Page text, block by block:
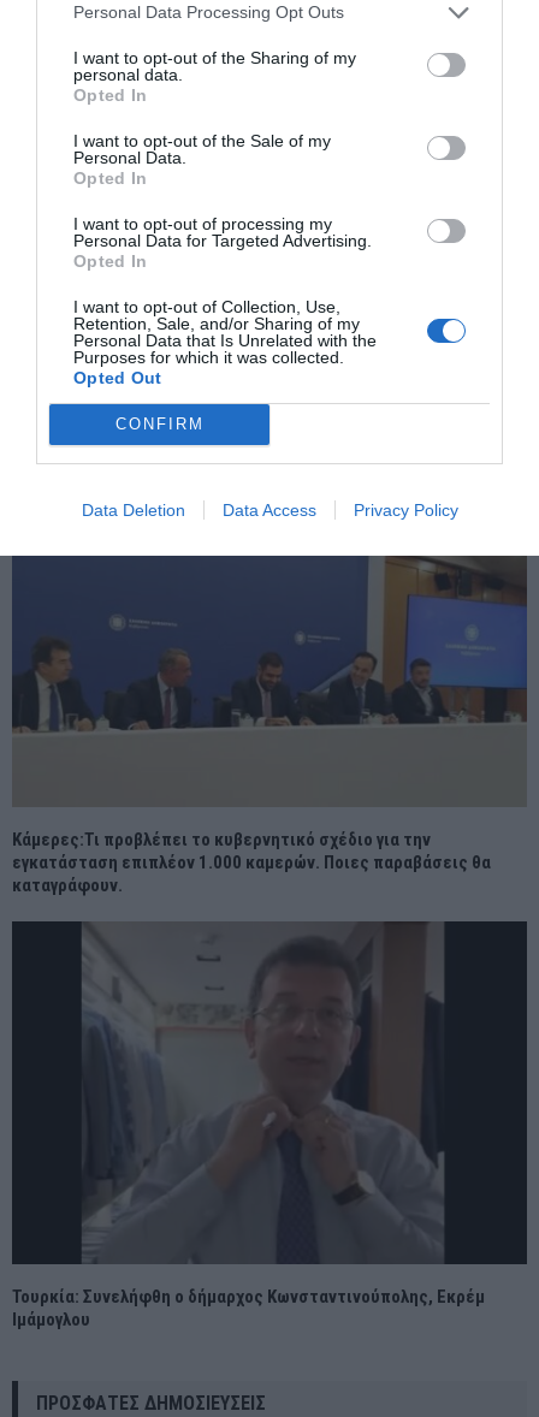
Personal Data Processing Opt Outs
I want to opt-out of the Sharing of my
personal data.
Opted In
I want to opt-out of the Sale of my
Personal Data.
Opted In
I want to opt-out of processing my
Personal Data for Targeted Advertising.
Opted In
I want to opt-out of Collection, Use,
Retention, Sale, and/or Sharing of my
Personal Data that Is Unrelated with the
Purposes for which it was collected.
Opted Out
CONFIRM
Data Deletion Data Access Privacy Policy
“Βουτιά” στα χρηματιστήρια – Ξυπνούν μνήμες “Μαύρης
Κάμερες:Τι προβλέπει το κυβερνητικό σχέδιο για την
εγκατάσταση επιπλέον 1.000 καμερών. Ποιες παραβάσεις θα
καταγράφουν.
Τουρκία: Συνελήφθη ο δήμαρχος Κωνσταντινούπολης, Εκρέμ
Ιμάμογλου
ΠΡΌΣΦΑΤΕΣ ΔΗΜΟΣΙΕΎΣΕΙΣ